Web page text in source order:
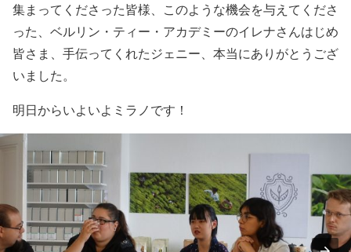
集まってくださった皆様、このような機会を与えてくださ
った、ベルリン・ティー・アカデミーのイレナさんはじめ
皆さま、手伝ってくれたジェニー、本当にありがとうござ
いました。
明日からいよいよミラノです！